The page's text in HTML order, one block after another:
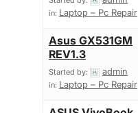
in: Laptop – Pc Repair
Asus GX531GM
REV1.3
Started by: admin
in: Laptop – Pc Repair